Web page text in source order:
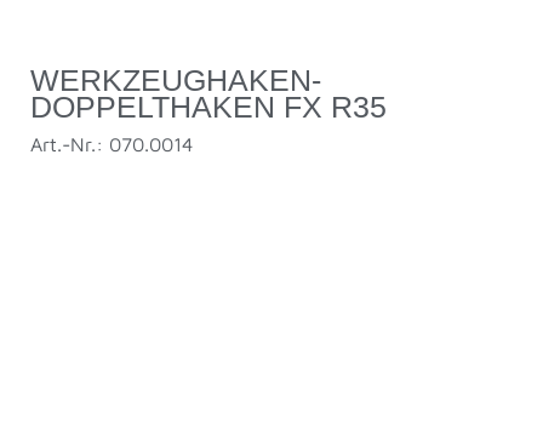
WERKZEUGHAKEN-
DOPPELTHAKEN FX R35
Art.-Nr.: 070.0014